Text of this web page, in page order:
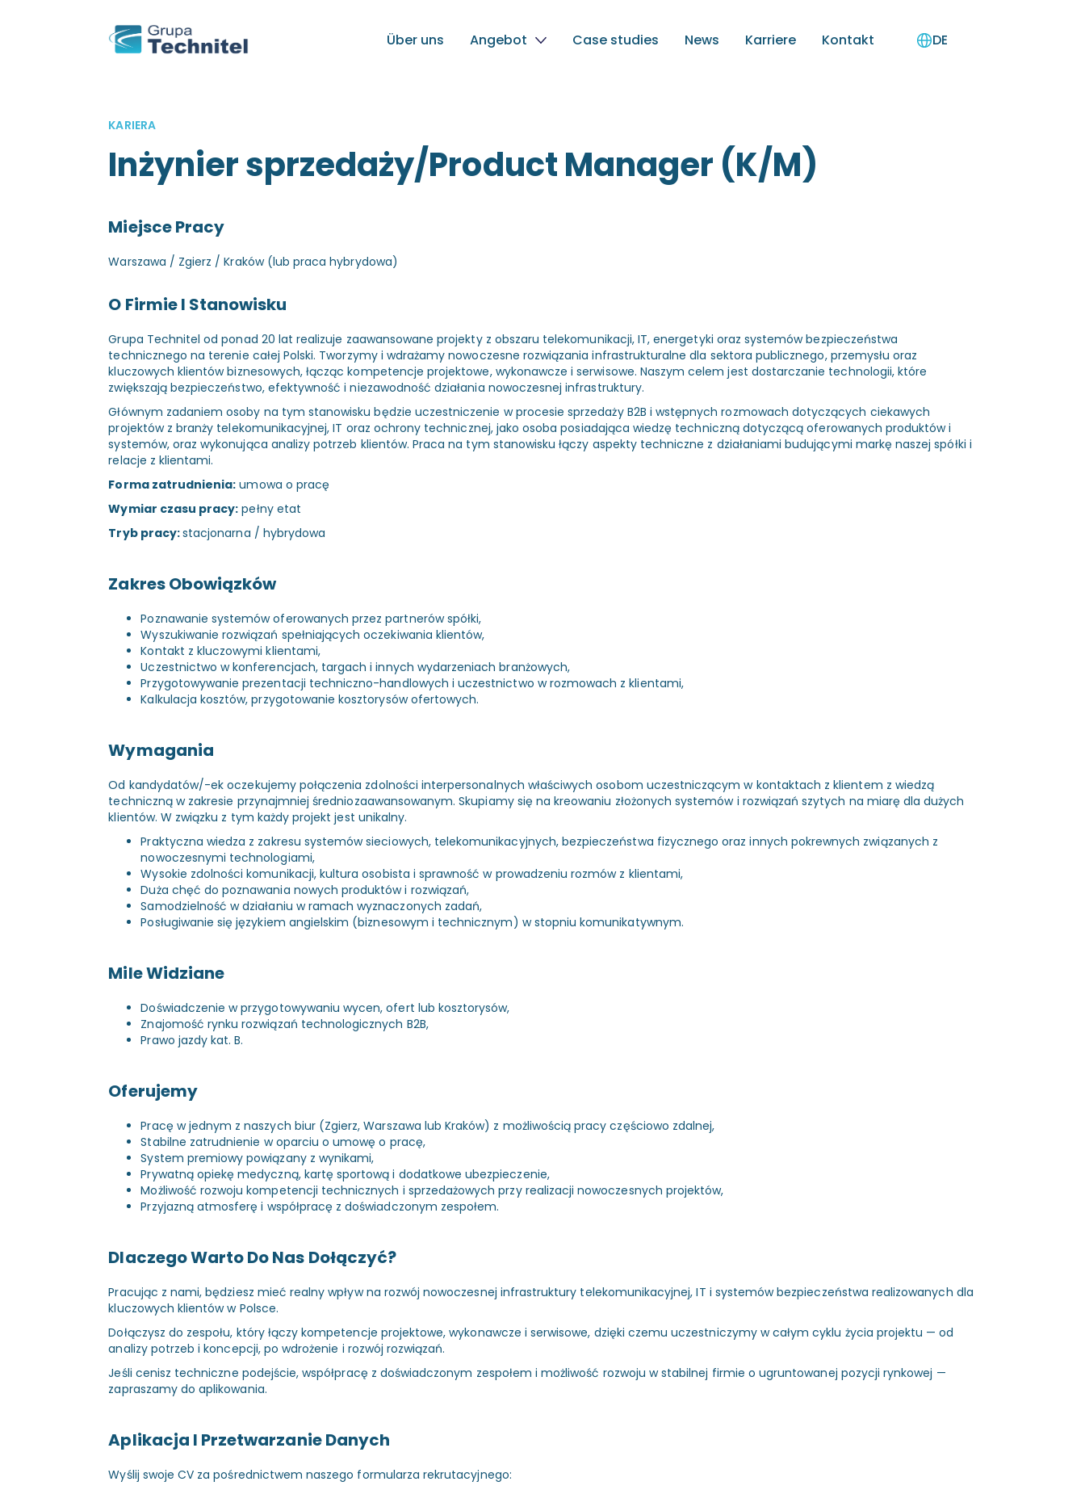
Über uns Angebot Case studies News Karriere Kontakt DE
KARIERA
Inżynier sprzedaży/Product Manager (K/M)
Miejsce Pracy
Warszawa / Zgierz / Kraków (lub praca hybrydowa)
O Firmie I Stanowisku
Grupa Technitel od ponad 20 lat realizuje zaawansowane projekty z obszaru telekomunikacji, IT, energetyki oraz systemów bezpieczeństwa
technicznego na terenie całej Polski. Tworzymy i wdrażamy nowoczesne rozwiązania infrastrukturalne dla sektora publicznego, przemysłu oraz
kluczowych klientów biznesowych, łącząc kompetencje projektowe, wykonawcze i serwisowe. Naszym celem jest dostarczanie technologii, które
zwiększają bezpieczeństwo, efektywność i niezawodność działania nowoczesnej infrastruktury.
Głównym zadaniem osoby na tym stanowisku będzie uczestniczenie w procesie sprzedaży B2B i wstępnych rozmowach dotyczących ciekawych
projektów z branży telekomunikacyjnej, IT oraz ochrony technicznej, jako osoba posiadająca wiedzę techniczną dotyczącą oferowanych produktów i
systemów, oraz wykonująca analizy potrzeb klientów. Praca na tym stanowisku łączy aspekty techniczne z działaniami budującymi markę naszej spółki i
relacje z klientami.
Forma zatrudnienia: umowa o pracę
Wymiar czasu pracy: pełny etat
Tryb pracy:stacjonarna / hybrydowa
Zakres Obowiązków
Poznawanie systemów oferowanych przez partnerów spółki,
Wyszukiwanie rozwiązań spełniających oczekiwania klientów,
Kontakt z kluczowymi klientami,
Uczestnictwo w konferencjach, targach i innych wydarzeniach branżowych,
Przygotowywanie prezentacji techniczno-handlowych i uczestnictwo w rozmowach z klientami,
Kalkulacja kosztów, przygotowanie kosztorysów ofertowych.
Wymagania
Od kandydatów/-ek oczekujemy połączenia zdolności interpersonalnych właściwych osobom uczestniczącym w kontaktach z klientem z wiedzą
techniczną w zakresie przynajmniej średniozaawansowanym. Skupiamy się na kreowaniu złożonych systemów i rozwiązań szytych na miarę dla dużych
klientów. W związku z tym każdy projekt jest unikalny.
Praktyczna wiedza z zakresu systemów sieciowych, telekomunikacyjnych, bezpieczeństwa fizycznego oraz innych pokrewnych związanych z
nowoczesnymi technologiami,
Wysokie zdolności komunikacji, kultura osobista i sprawność w prowadzeniu rozmów z klientami,
Duża chęć do poznawania nowych produktów i rozwiązań,
Samodzielność w działaniu w ramach wyznaczonych zadań,
Posługiwanie się językiem angielskim (biznesowym i technicznym) w stopniu komunikatywnym.
Mile Widziane
Doświadczenie w przygotowywaniu wycen, ofert lub kosztorysów,
Znajomość rynku rozwiązań technologicznych B2B,
Prawo jazdy kat. B.
Oferujemy
Pracę w jednym z naszych biur (Zgierz, Warszawa lub Kraków) z możliwością pracy częściowo zdalnej,
Stabilne zatrudnienie w oparciu o umowę o pracę,
System premiowy powiązany z wynikami,
Prywatną opiekę medyczną, kartę sportową i dodatkowe ubezpieczenie,
Możliwość rozwoju kompetencji technicznych i sprzedażowych przy realizacji nowoczesnych projektów,
Przyjazną atmosferę i współpracę z doświadczonym zespołem.
Dlaczego Warto Do Nas Dołączyć?
Pracując z nami, będziesz mieć realny wpływ na rozwój nowoczesnej infrastruktury telekomunikacyjnej, IT i systemów bezpieczeństwa realizowanych dla
kluczowych klientów w Polsce.
Dołączysz do zespołu, który łączy kompetencje projektowe, wykonawcze i serwisowe, dzięki czemu uczestniczymy w całym cyklu życia projektu — od
analizy potrzeb i koncepcji, po wdrożenie i rozwój rozwiązań.
Jeśli cenisz techniczne podejście, współpracę z doświadczonym zespołem i możliwość rozwoju w stabilnej firmie o ugruntowanej pozycji rynkowej —
zapraszamy do aplikowania.
Aplikacja I Przetwarzanie Danych
Wyślij swoje CV za pośrednictwem naszego formularza rekrutacyjnego: